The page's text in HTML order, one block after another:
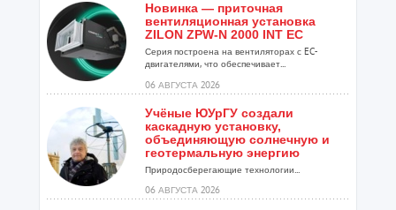
Новинка — приточная
вентиляционная установка
ZILON ZPW-N 2000 INT EC
Серия построена на вентиляторах с EC-
двигателями, что обеспечивает...
06 АВГУСТА 2026
Учёные ЮУрГУ создали
каскадную установку,
объединяющую солнечную и
геотермальную энергию
Природосберегающие технологии...
06 АВГУСТА 2026